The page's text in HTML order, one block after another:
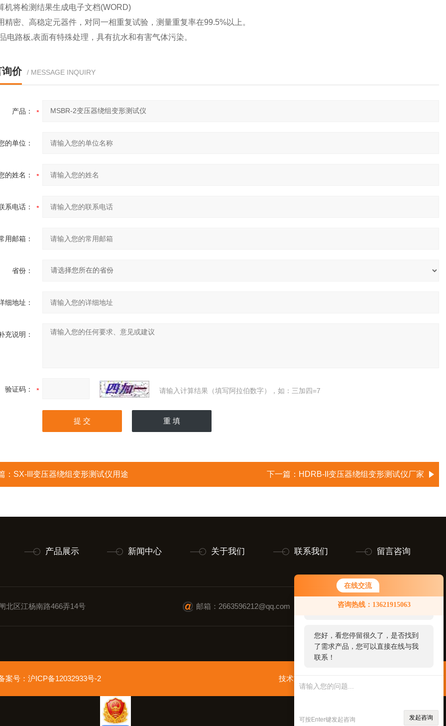
在线交流
咨询热线：13621915063
您好！欢迎前来咨询，很高兴为您
服务，请问您要咨询什么问题呢？
您好，看您停留很久了，是否找到
了需求产品，您可以直接在线与我
联系！
可按Enter键发起咨询 发起咨询
机将检测结果生成电子文档(WORD)
精密、高稳定元器件，对同一相重复试验，测量重复率在99.5%以上。
电路板,表面有特殊处理，具有抗水和有害气体污染。
价 / MESSAGE INQUIRY
产品：
的单位：
的姓名：
系电话：
用邮箱：
省份：
细地址：
充说明：
验证码： 请输入计算结果（填写阿拉伯数字），如：三加四=7
： SX-III变压器绕组变形测试仪用途 下一篇： HDRB-II变压器绕组变形测试仪厂家
产品展示 新闻中心 关于我们 联系我们 留言咨询
北区江杨南路466弄14号 邮箱：2663596212@qq.com 联系人：童先生
案号： 沪ICP备12032933号-2 技术支持：